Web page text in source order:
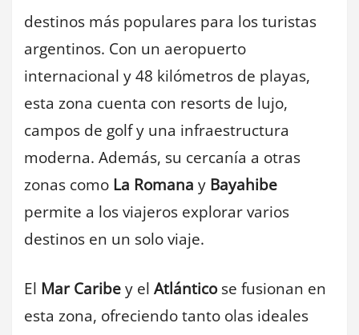
destinos más populares para los turistas
argentinos. Con un aeropuerto
internacional y 48 kilómetros de playas,
esta zona cuenta con resorts de lujo,
campos de golf y una infraestructura
moderna. Además, su cercanía a otras
zonas como La Romana y Bayahibe
permite a los viajeros explorar varios
destinos en un solo viaje.
El Mar Caribey el Atlánticose fusionan en
esta zona, ofreciendo tanto olas ideales